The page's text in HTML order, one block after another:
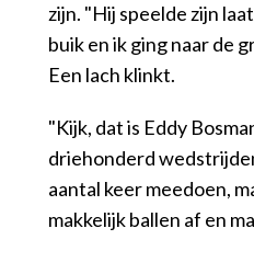
zijn. "Hij speelde zijn
buik en ik ging naar de
Een lach klinkt.
"Kijk, dat is Eddy
driehonderd
aantal keer meedoen,
makkelijk ballen af en